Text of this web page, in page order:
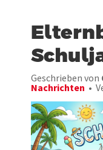
Geschrieben von
Nachrichten